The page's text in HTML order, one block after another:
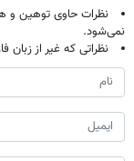
نظرات حاوی توهین و
نمی‌شود.
نظراتی که غیر از زبان